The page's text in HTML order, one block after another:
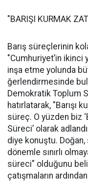
"BARIŞI KURMAK
Barış süreçlerinin
"Cumhuriyet’in ikinci
inşa etme yolunda
ğerlendirmesinde
Demokratik Toplum
hatırlatarak, "Barışı
süreç. O yüzden biz
Süreci’ olarak
diye konuştu.
dönemle sınırlı
süreci" olduğunu
çatışmaların